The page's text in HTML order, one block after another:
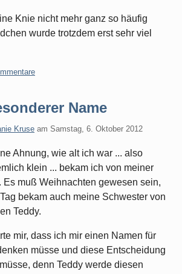
Knie nicht mehr ganz so häufig
wurde trotzdem erst sehr viel
Name
Kruse am Samstag, 6. Oktober 2012
Ahnung, wie alt ich war ... also
klein ... bekam ich von meiner
Es muß Weihnachten gewesen sein,
bekam auch meine Schwester von
Teddy.
mir, dass ich mir einen Namen für
müsse und diese Entscheidung
denn Teddy werde diesen